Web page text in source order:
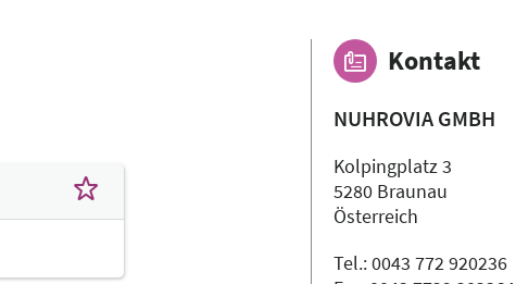
Kontakt
NUHROVIA GMBH
Kolpingplatz 3
5280 Braunau
Österreich
Tel.: 0043 772 920236